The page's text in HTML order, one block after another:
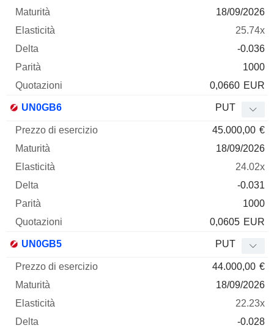
18/09/2026
25.74x
-0.036
1000
0,0660 EUR
UN0GB6 PUT
45.000,00 €
18/09/2026
24.02x
-0.031
1000
0,0605 EUR
UN0GB5 PUT
44.000,00 €
18/09/2026
22.23x
-0.028